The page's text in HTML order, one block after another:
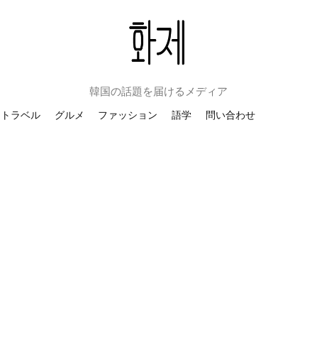
韓国の話題を届けるメディア
トラベル グルメ ファッション 語学 問い合わせ